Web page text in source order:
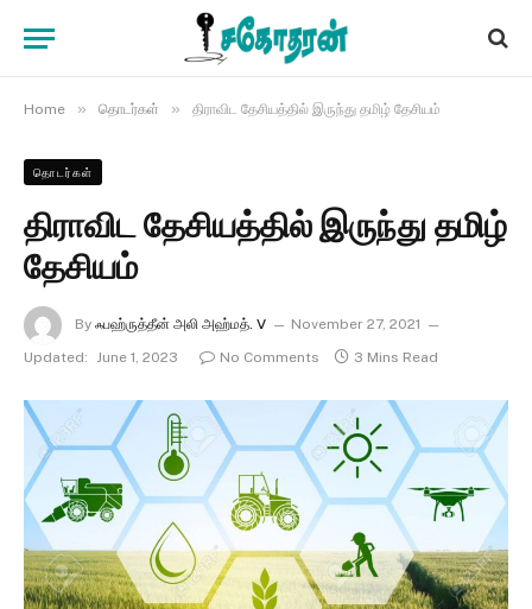
Home » தொடர்கள் » திராவிட தேசியத்தில் இருந்து தமிழ் தேசியம்
தொடர்கள்
திராவிட தேசியத்தில் இருந்து தமிழ்
தேசியம்
By ஃபஹ்ருத்தீன் அலி அஹ்மத். V
November 27, 2021
Updated: June 1, 2023 No Comments 3 Mins Read